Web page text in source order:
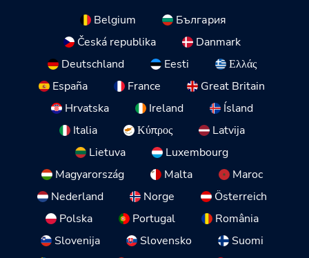
Belgium
България
Česká republika
Danmark
Deutschland
Eesti
Ελλάς
España
France
Great Britain
Hrvatska
Ireland
Ísland
Italia
Κύπρος
Latvija
Lietuva
Luxembourg
Magyarország
Malta
Maroc
Nederland
Norge
Österreich
Polska
Portugal
România
Slovenija
Slovensko
Suomi